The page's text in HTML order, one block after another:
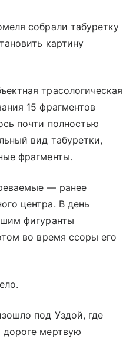
собрали табуретку
картину
трасологическая
15 фрагментов
почти полностью
вид табуретки,
фрагменты.
— ранее
центра. В день
фигуранты
во время ссоры его
под Уздой, где
дороге мертвую